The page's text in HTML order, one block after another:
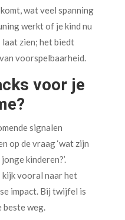
wat veel spanning
werkt of je kind nu
laat zien; het biedt
voorspelbaarheid.
voor je
signalen
op de vraag ‘wat zijn
kinderen?’.
kijk vooral naar het
impact. Bij twijfel is
weg.